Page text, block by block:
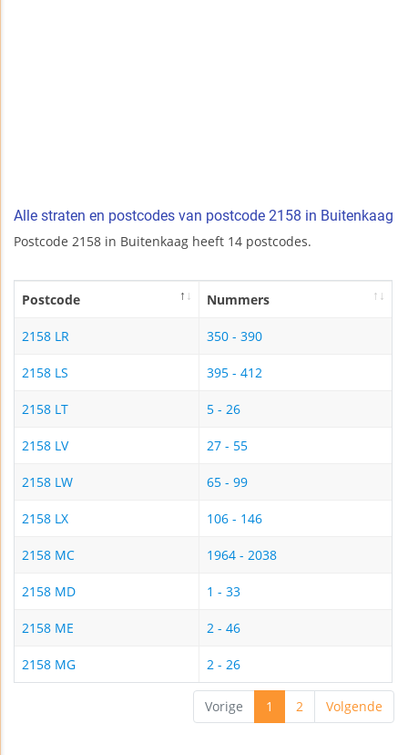
Alle straten en postcodes van postcode 2158 in Buitenkaag
Postcode 2158 in Buitenkaag heeft 14 postcodes.
Postcode Nummers
2158 LR 350 - 390
2158 LS 395 - 412
2158 LT 5 - 26
2158 LV 27 - 55
2158 LW 65 - 99
2158 LX 106 - 146
2158 MC 1964 - 2038
2158 MD 1 - 33
2158 ME 2 - 46
2158 MG 2 - 26
Vorige 1 2 Volgende